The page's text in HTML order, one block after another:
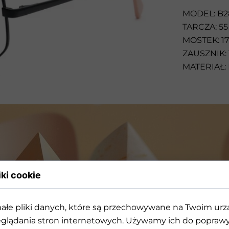
geometrii
MODEL:
TARCZA: 55
MOSTEK: 17
ZAUSZNIK:
MATERIAŁ:
cookie
pliki danych, które są przechowywane na Twoim
stron internetowych. Używamy ich do poprawy